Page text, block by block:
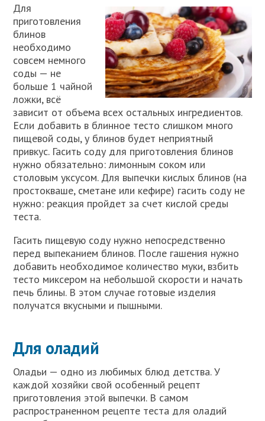
Для
приготовления
блинов
необходимо
совсем немного
соды — не
больше 1 чайной
ложки, всё
зависит от объема всех остальных ингредиентов.
Если добавить в блинное тесто слишком много
пищевой соды, у блинов будет неприятный
привкус. Гасить соду для приготовления блинов
нужно обязательно: лимонным соком или
столовым уксусом. Для выпечки кислых блинов (на
простокваше, сметане или кефире) гасить соду не
нужно: реакция пройдет за счет кислой среды
теста.
Гасить пищевую соду нужно непосредственно
перед выпеканием блинов. После гашения нужно
добавить необходимое количество муки, взбить
тесто миксером на небольшой скорости и начать
печь блины. В этом случае готовые изделия
получатся вкусными и пышными.
Для оладий
Оладьи — одно из любимых блюд детства. У
каждой хозяйки свой особенный рецепт
приготовления этой выпечки. В самом
распространенном рецепте теста для оладий